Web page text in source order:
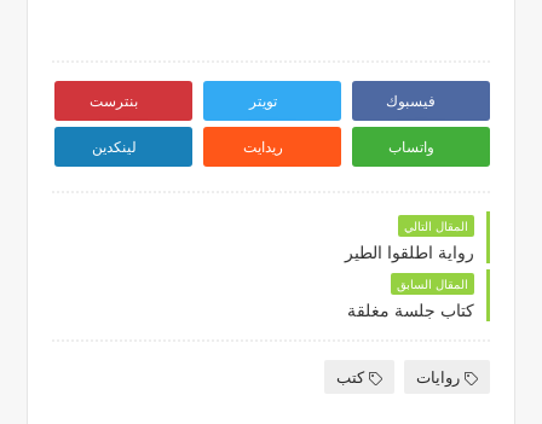
فيسبوك تويتر بنترست
واتساب ريدايت لينكدين
المقال التالي
رواية اطلقوا الطير
المقال السابق
كتاب جلسة مغلقة
روايات كتب